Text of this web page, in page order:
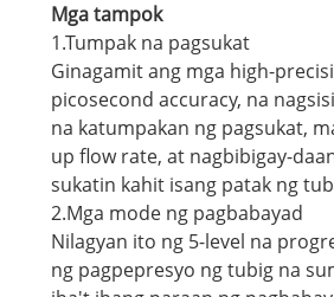
Mga tampok
1.Tumpak na pagsukat
Ginagamit ang mga high-
picosecond accuracy, na
na katumpakan ng pagsukat,
up flow rate, at nagbibigay-
sukatin kahit isang patak ng
2.Mga mode ng pagbabayad
Nilagyan ito ng 5-level na
ng pagpepresyo ng tubig na